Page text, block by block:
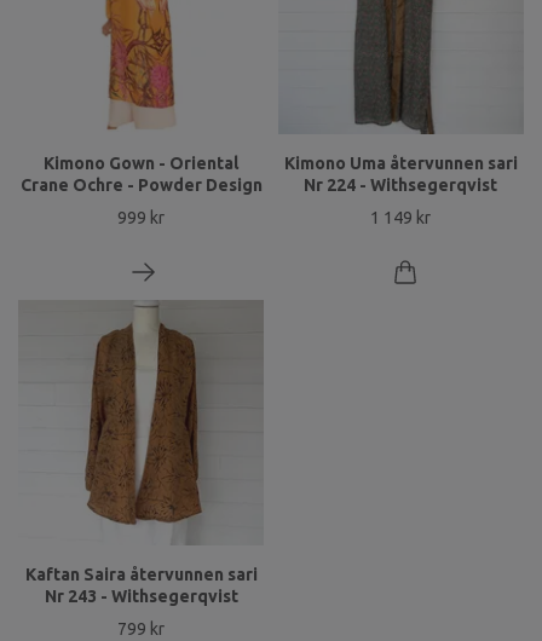
Kimono Gown - Oriental
Crane Ochre - Powder Design
999 kr
Kimono Uma återvunnen sari
Nr 224 - Withsegerqvist
1 149 kr
Kaftan Saira återvunnen sari
Nr 243 - Withsegerqvist
799 kr